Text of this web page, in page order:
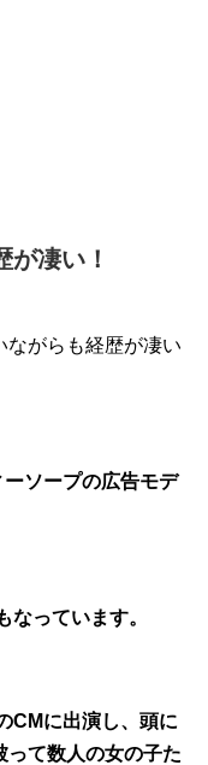
凄い！
ながらも経歴が凄い
ソープの広告モデ
っています。
CMに出演し、頭に
って数人の女の子た